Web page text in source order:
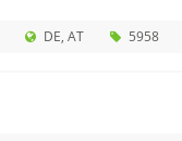
DE AT 5958